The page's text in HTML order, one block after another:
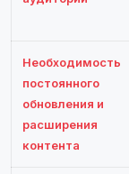
Необходимость
постоянного
обновления и
расширения
контента